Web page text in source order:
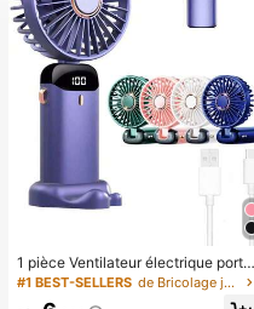
1 pièce Ventilateur électrique porta
ble mini, ventilateur portable rechar
geable USB, ventilateur de cou, ve
#1 BEST-SELLERS de Bricolage joyeux dans la cuisine Ustensiles et